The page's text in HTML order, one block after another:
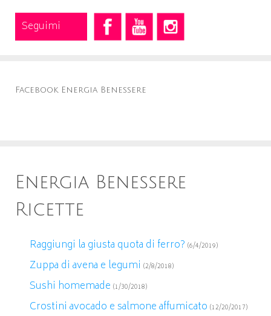
Seguimi
Facebook Energia Benessere
Energia Benessere
Ricette
Raggiungi la giusta quota di ferro? (6/4/2019)
Zuppa di avena e legumi (2/8/2018)
Sushi homemade (1/30/2018)
Crostini avocado e salmone affumicato (12/20/2017)